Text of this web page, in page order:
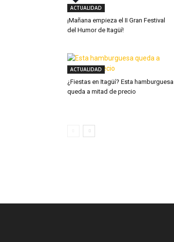
ACTUALIDAD
¡Mañana empieza el II Gran Festival
del Humor de Itagüí!
ACTUALIDAD
¿Fiestas en Itagüí? Esta hamburguesa
queda a mitad de precio